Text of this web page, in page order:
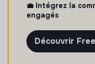
💼 Intégrez la
engagés
Découvrir